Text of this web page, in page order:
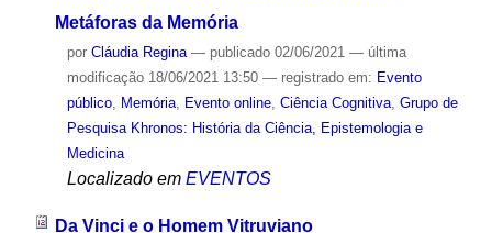
Metáforas da Memória
por Cláudia Regina — publicado02/06/2021 — última
modificação18/06/2021 13:50 — registrado em: Evento
público, Memória, Evento online, Ciência Cognitiva, Grupo de
Pesquisa Khronos: História da Ciência, Epistemologia e
Medicina
Localizado em EVENTOS
Da Vinci e o Homem Vitruviano